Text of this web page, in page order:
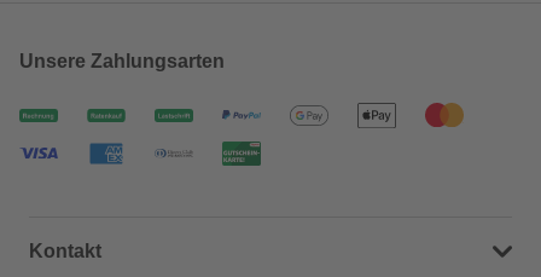
Unsere Zahlungsarten
Kontakt